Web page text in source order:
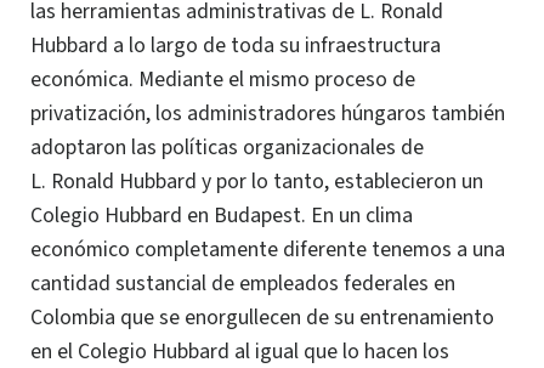
las herramientas administrativas de L. Ronald
Hubbard a lo largo de toda su infraestructura
económica. Mediante el mismo proceso de
privatización, los administradores húngaros también
adoptaron las políticas organizacionales de
L. Ronald Hubbard y por lo tanto, establecieron un
Colegio Hubbard en Budapest. En un clima
económico completamente diferente tenemos a una
cantidad sustancial de empleados federales en
Colombia que se enorgullecen de su entrenamiento
en el Colegio Hubbard al igual que lo hacen los